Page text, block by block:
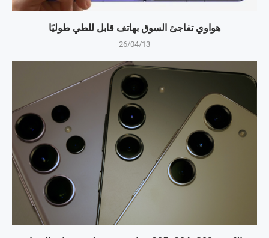
هواوي تفاجئ السوق بهاتف قابل للطي طوليًا
26/04/13